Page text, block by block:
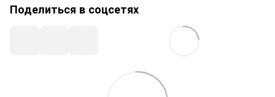
Поделиться в соцсетях